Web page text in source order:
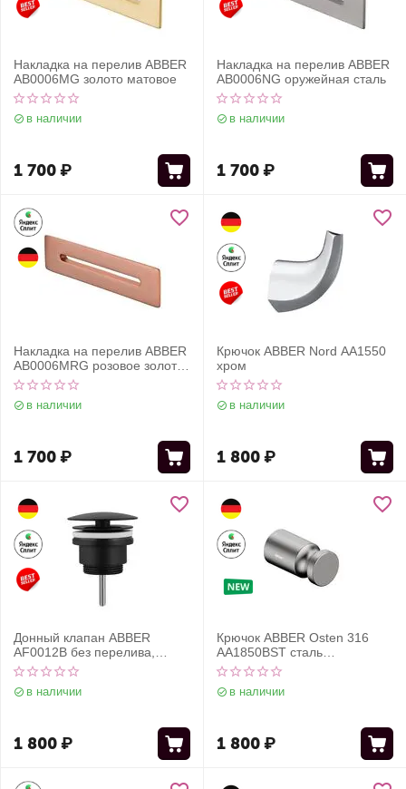
Накладка на перелив ABBER
AB0006MG золото матовое
в наличии
1 700₽
Накладка на перелив ABBER
AB0006NG оружейная сталь
в наличии
1 700₽
Накладка на перелив ABBER
AB0006MRG розовое золото
матовое
в наличии
1 700₽
Крючок ABBER Nord AA1550
хром
в наличии
1 800₽
Донный клапан ABBER
AF0012B без перелива,
фиксированный, черный
матовый
в наличии
1 800₽
Крючок ABBER Osten 316
AA1850BST сталь
брашированная
в наличии
1 800₽